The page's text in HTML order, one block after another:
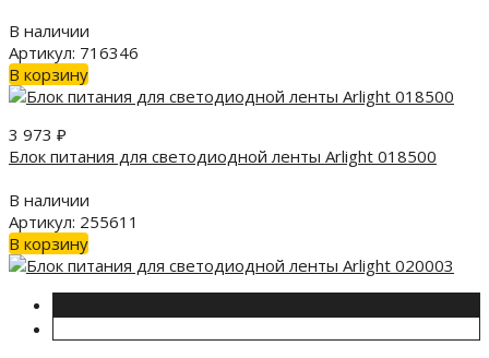
В наличии
Артикул: 716346
В корзину
3 973 ₽
Блок питания для светодиодной ленты Arlight 018500
В наличии
Артикул: 255611
В корзину